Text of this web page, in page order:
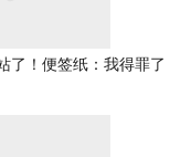
了！便签纸：我得罪了